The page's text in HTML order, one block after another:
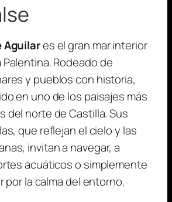
paseo
en
velero,
después
de
comer
Aguilares el gran mar interior
Rodeado de
y pueblos con historia,
en uno de los paisajes más
del norte de Castilla. Sus
que reflejan el cielo y las
invitan a navegar, a
acuáticos o simplemente
por la calma del entorno.